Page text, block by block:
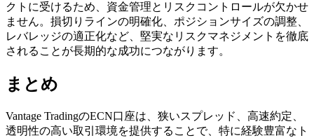
クトに受けるため、資金管理とリスクコントロールが欠かせ
ません。損切りラインの明確化、ポジションサイズの調整、
レバレッジの適正化など、堅実なリスクマネジメントを徹底
されることが長期的な成功につながります。
まとめ
Vantage TradingのECN口座は、狭いスプレッド、高速約定、
透明性の高い取引環境を提供することで、特に経験豊富なト